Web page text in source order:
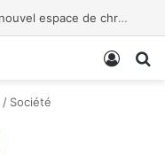
/ Société